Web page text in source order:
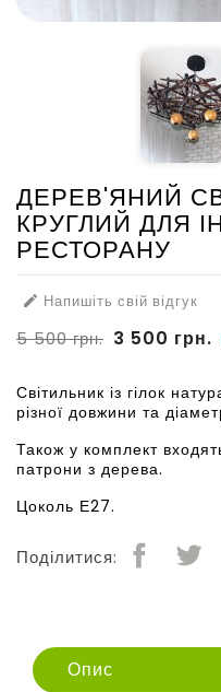
ДЕРЕВ'ЯНИЙ
КРУГЛИЙ ДЛЯ
РЕСТОРАНУ
 Напишіть свій відгук
5 500 грн. 3 500 грн.
Світильник із гілок
різної довжини та
Також у комплект
патрони з дерева.
Цоколь Е27.
Поділитися:
Опис